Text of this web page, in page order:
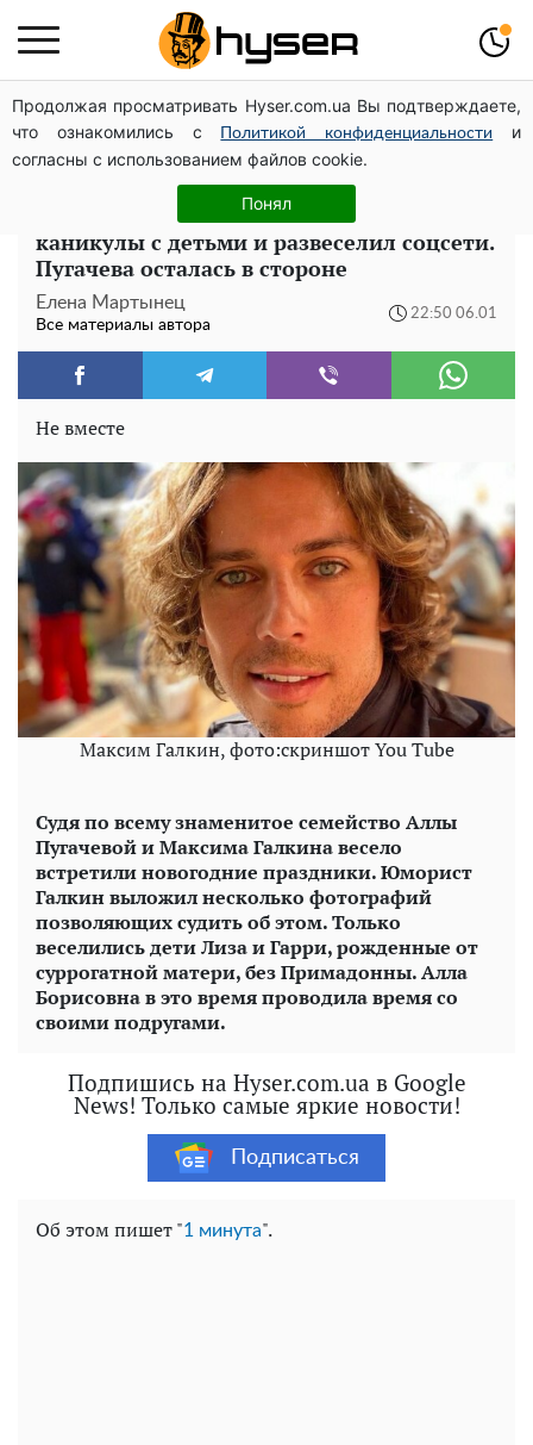
Продолжая просматривать Hyser.com.ua Вы подтверждаете,
что ознакомились с
Политикой конфиденциальности
и
согласны с использованием файлов cookie.
Понял
Поэтому и выглядит так молодо: 5 простых и
любимых блюд Аллы Пугачевой, о которых вы точно
не знали
Максим Галкин показал, как проводит
каникулы с детьми и развеселил соцсети.
Пугачева осталась в стороне
Елена Мартынец
Все материалы автора
22:50 06.01
Не вместе
Максим Галкин, фото:скриншот You Tube
Судя по всему знаменитое семейство Аллы
Пугачевой и Максима Галкина весело
встретили новогодние праздники. Юморист
Галкин выложил несколько фотографий
позволяющих судить об этом. Только
веселились дети Лиза и Гарри, рожденные от
суррогатной матери, без Примадонны. Алла
Борисовна в это время проводила время со
своими подругами.
Подпишись на Hyser.com.ua в Google
News! Только самые яркие новости!
Подписаться
Об этом пишет "1 минута".